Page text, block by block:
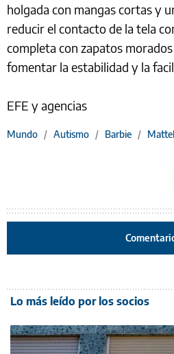
holgada con mangas cortas y
reducir el contacto de la tela
completa con zapatos
fomentar la estabilidad y la
EFE y agencias
Mundo / Autismo / Barbie / Mattel
Lo más leído por los socios